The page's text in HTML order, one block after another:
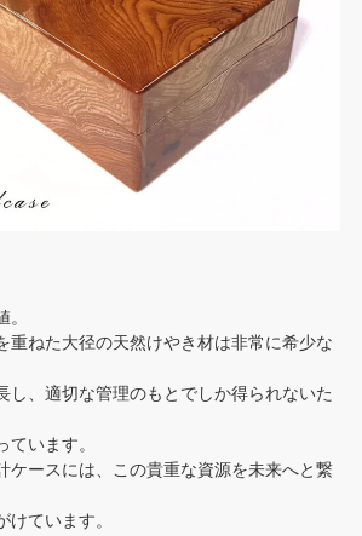
重ねた大径の天然けやき材は非常に希少な
し、適切な管理のもとでしか得られないた
ています。
ケースには、この貴重な資源を未来へと繋
けています。